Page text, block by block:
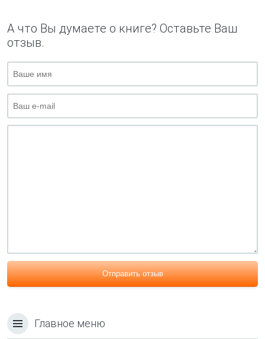
А что Вы думаете о книге? Оставьте Ваш
отзыв.
Отправить отзыв
Главное меню